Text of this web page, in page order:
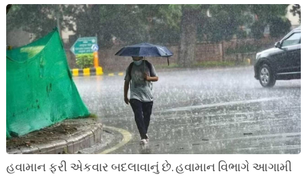
હવામાન ફરી એકવાર બદલાવાનું છે. હવામાન વિભાગે આગામી